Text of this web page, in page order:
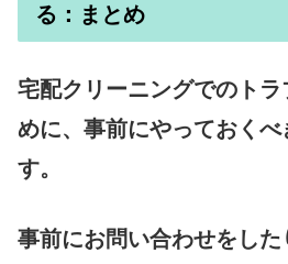
る：まとめ
宅配クリーニングでのト
めに、事前にやっておくべ
す。
事前にお問い合わせをした